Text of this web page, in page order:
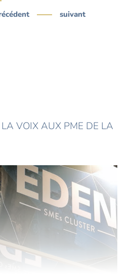
suivant
VOIX AUX PME DE LA